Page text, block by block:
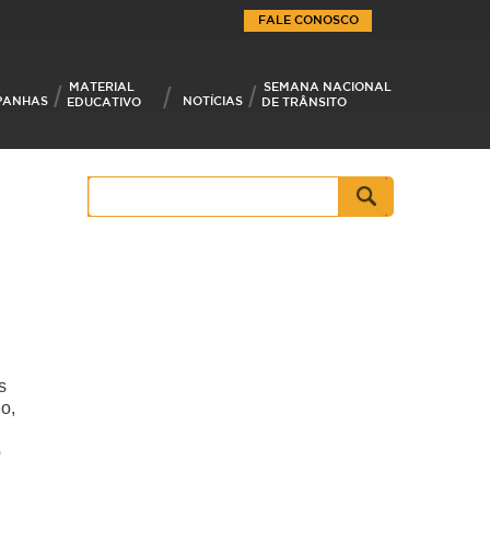
MATERIAL
EDUCATIVO
NOTÍCIAS
SEMANA NACIONAL
DE TRÂNSITO
FALE CONOSCO
Pesquisar
por: